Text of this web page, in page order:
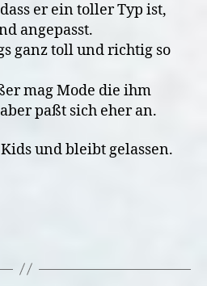
er ein toller Typ ist,
angepasst.
ganz toll und richtig so
mag Mode die ihm
paßt sich eher an.
und bleibt gelassen.